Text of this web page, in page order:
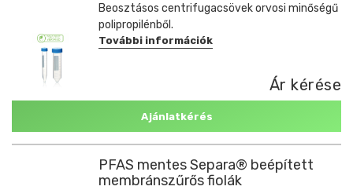
Beosztásos centrifugacsövek orvosi minőségű
polipropilénből.
További információk
Ár kérése
Ajánlatkérés
PFAS mentes Separa® beépített
membránszűrős fiolák